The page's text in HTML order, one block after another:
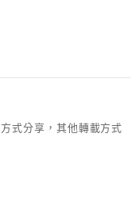
式分享，其他轉載方式